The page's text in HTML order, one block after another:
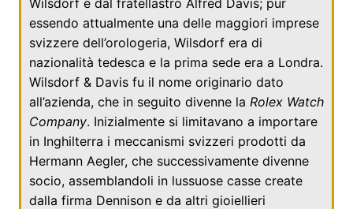
essendo attualmente una delle maggiori imprese
svizzere dell’orologeria, Wilsdorf era di
nazionalità tedesca e la prima sede era a Londra.
Wilsdorf & Davis fu il nome originario dato
all’azienda, che in seguito divenne la Rolex Watch
Company. Inizialmente si limitavano a importare
in Inghilterra i meccanismi svizzeri prodotti da
Hermann Aegler, che successivamente divenne
socio, assemblandoli in lussuose casse create
dalla firma Dennison e da altri gioiellieri